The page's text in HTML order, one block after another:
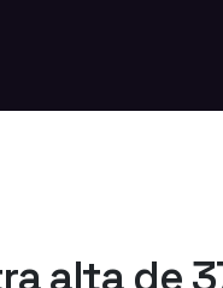
alta de